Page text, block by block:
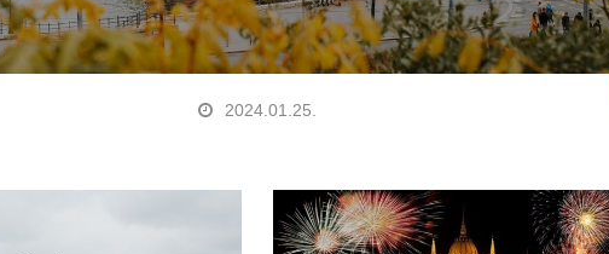
2024.01.25.